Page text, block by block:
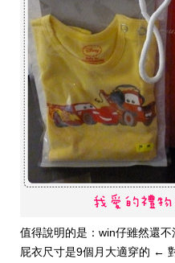
值得說明的是：win仔雖然還
屁衣尺寸是9個月大適穿的 ←